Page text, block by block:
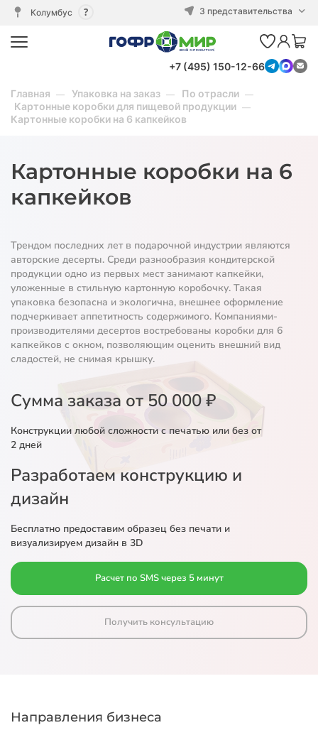
Колумбус 3 представительства
+7 (495) 150-12-66
Главная Упаковка на заказ
По отрасли
Картонные коробки для пищевой продукции
Картонные коробки на 6 капкейков
Картонные коробки на 6
капкейков
Трендом последних лет в подарочной индустрии являются
авторские десерты. Среди разнообразия кондитерской
продукции одно из первых мест занимают капкейки,
уложенные в стильную картонную коробочку. Такая
упаковка безопасна и экологична, внешнее оформление
подчеркивает аппетитность содержимого. Компаниями-
производителями десертов востребованы коробки для 6
капкейков с окном, позволяющим оценить внешний вид
сладостей, не снимая крышку.
Сумма заказа от 50 000 ₽
Конструкции любой сложности с печатью или без от
2 дней
Разработаем конструкцию и
дизайн
Бесплатно предоставим образец без печати и
визуализируем дизайн в 3D
Расчет по SMS через 5 минут
Получить консультацию
Направления бизнеса